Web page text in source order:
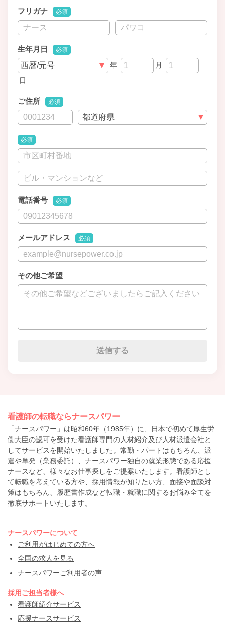
フリガナ 必須
生年月日 必須
年
月
日
ご住所 必須
必須
電話番号 必須
メールアドレス 必須
その他ご希望
看護師の転職ならナースパワー
「ナースパワー」は昭和60年（1985年）に、日本で初めて厚生労
働大臣の認可を受けた看護師専門の人材紹介及び人材派遣会社と
してサービスを開始いたしました。常勤・パートはもちろん、派
遣や単発（業務委託）、ナースパワー独自の就業形態である応援
ナースなど、様々なお仕事探しをご提案いたします。看護師とし
て転職を考えている方や、採用情報が知りたい方、面接や面談対
策はもちろん、履歴書作成など転職・就職に関するお悩み全てを
徹底サポートいたします。
ナースパワーについて
ご利用がはじめての方へ
全国の求人を見る
ナースパワーご利用者の声
採用ご担当者様へ
看護師紹介サービス
応援ナースサービス